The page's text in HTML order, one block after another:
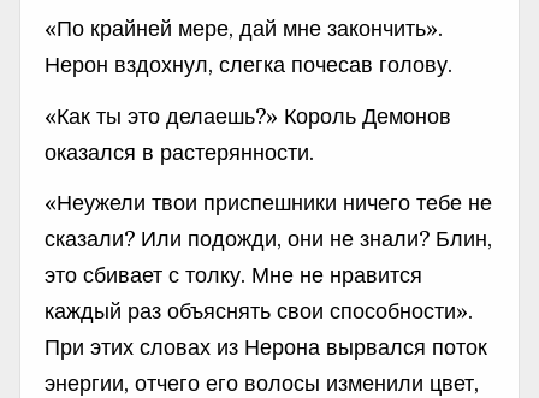
«По крайней мере, дай мне закончить».
Нерон вздохнул, слегка почесав голову.
«Как ты это делаешь?» Король Демонов
оказался в растерянности.
«Неужели твои приспешники ничего тебе не
сказали? Или подожди, они не знали? Блин,
это сбивает с толку. Мне не нравится
каждый раз объяснять свои способности».
При этих словах из Нерона вырвался поток
энергии, отчего его волосы изменили цвет,